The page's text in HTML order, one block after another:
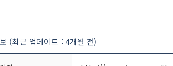
(최근 업데이트 : 4개월 전)